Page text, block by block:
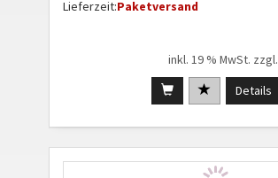
Lieferzeit:Paketversand
inkl. 19 % MwSt. zzgl.
Details